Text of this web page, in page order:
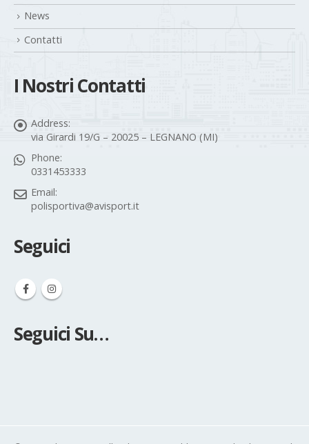
News
Contatti
I Nostri Contatti
Address:
via Girardi 19/G – 20025 – LEGNANO (MI)
Phone:
0331453333
Email:
polisportiva@avisport.it
Seguici
Seguici Su…